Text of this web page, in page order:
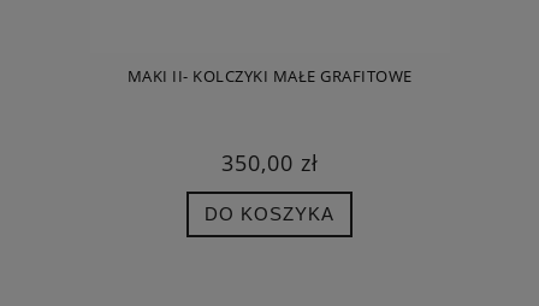
MAKI II- KOLCZYKI MAŁE GRAFITOWE
350,00 zł
DO KOSZYKA